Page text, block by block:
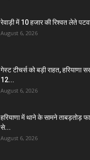
रेवाड़ी में 10 हजार की रिश्वत लेते
August 6, 2026
गेस्ट टीचर्स को बड़ी राहत, हरियाणा
12...
August 6, 2026
हरियाणा में थाने के सामने ताबड़तोड़
से...
August 6, 2026